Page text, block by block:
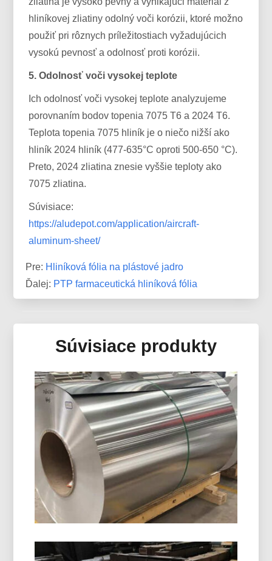
hliníkovej zliatiny odolný voči korózii, ktoré možno
použiť pri rôznych príležitostiach vyžadujúcich
vysokú pevnosť a odolnosť proti korózii.
5. Odolnosť voči vysokej teplote
Ich odolnosť voči vysokej teplote analyzujeme
porovnaním bodov topenia 7075 T6 a 2024 T6.
Teplota topenia 7075 hliník je o niečo nižší ako
hliník 2024 hliník (477-635°C oproti 500-650 °C).
Preto, 2024 zliatina znesie vyššie teploty ako
7075 zliatina.
Súvisiace:
https://aludepot.com/application/aircraft-
aluminum-sheet/
Pre: Hliníková fólia na plástové jadro
Ďalej: PTP farmaceutická hliníková fólia
Súvisiace produkty
8011 H14 Hliníková Uzatváracia